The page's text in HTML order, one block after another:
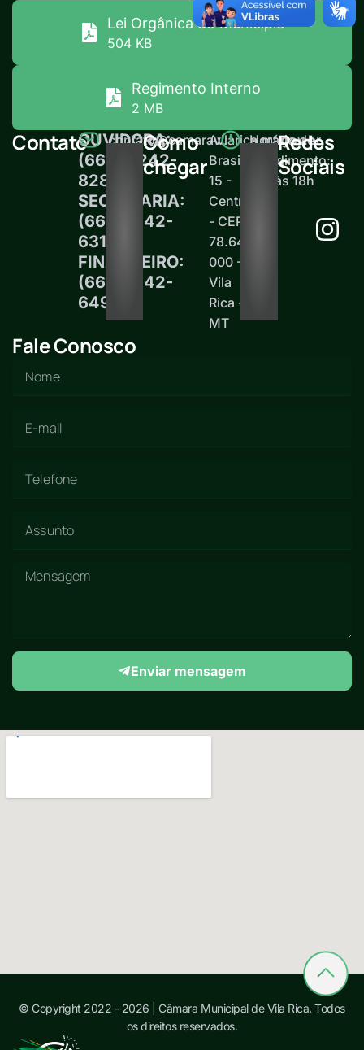
Lei Orgânica do Município
504 KB
Regimento Interno
2 MB
ContatoOUVIDORA:
(66) 99242-
8289
SECRETARIA:
(66)99242-
6313
FINANCEIRO:
(66)99242-
6497
contato@camaravilarica.mt.gov.br
Como
chegar
Av.
Brasil,
15 -
Centro
- CEP
78.645-
000 -
Vila
Rica -
MT
Horário de
atendimento:
12h às 18h
Redes
Sociais
Fale Conosco
Enviar mensagem
© Copyright 2022 - 2026 | Câmara Municipal de Vila Rica. Todos
os direitos reservados.